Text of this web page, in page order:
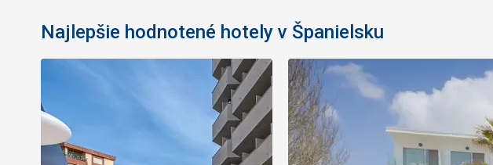
Najlepšie hodnotené hotely v Španielsku